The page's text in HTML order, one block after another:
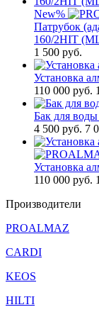
New%
Патрубок
160/2HIT
1 500 руб.
Установка
110 000 руб.
Бак для
4 500 руб. 7
Установка
110 000 руб.
Производители
PROALMAZ
CARDI
KEOS
HILTI